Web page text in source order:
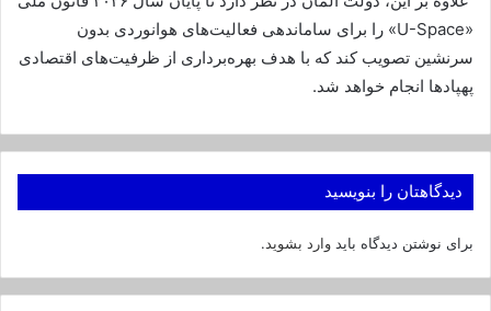
«U-Space» را برای ساماندهی فعالیت‌های هوانوردی بدون
سرنشین تصویب کند که با هدف بهره‌برداری از ظرفیت‌های اقتصادی
پهپادها انجام خواهد شد.
دیدگاهتان را بنویسید
برای نوشتن دیدگاه باید وارد بشوید.